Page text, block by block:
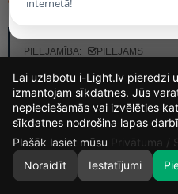
PIEEJAMĪBA:
PIEEJAMS
internetā!
14
DIENAS
15
STUNDAS
Lai uzlabotu i-Light.lv pieredzi
izmantojam sīkdatnes. Jūs
nepieciešamās vai izvēlēties
sīkdatnes nodrošina lapas
Plašāk lasiet mūsu Privātuma /
Noraidīt
Iestatījumi